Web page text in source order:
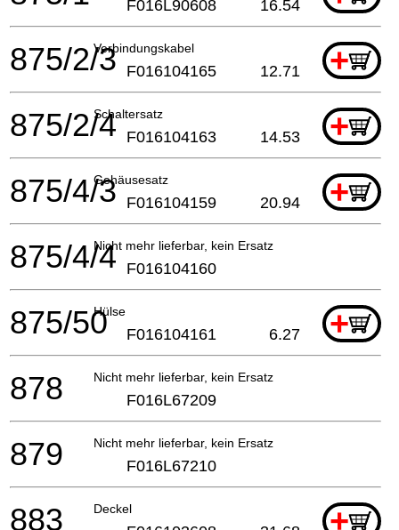
F016L90608 16.54
Verbindungskabel +
875/2/3 F016104165 12.71
Schaltersatz +
875/2/4 F016104163 14.53
Gehäusesatz +
875/4/3 F016104159 20.94
Nicht mehr lieferbar, kein Ersatz
875/4/4 F016104160
Hülse +
875/50 F016104161 6.27
Nicht mehr lieferbar, kein Ersatz
878 F016L67209
Nicht mehr lieferbar, kein Ersatz
879 F016L67210
Deckel +
883